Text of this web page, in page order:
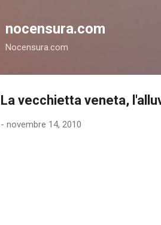
nocensura.com
Nocensura.com
La vecchietta veneta,
- novembre 14, 2010